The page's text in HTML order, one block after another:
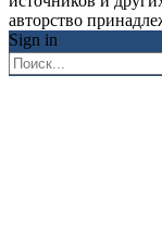
авторство
Sign in